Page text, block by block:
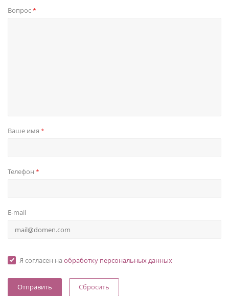
Вопрос*
Ваше имя *
Телефон *
E-mail
Я согласен на обработку персональных данных
Сбросить